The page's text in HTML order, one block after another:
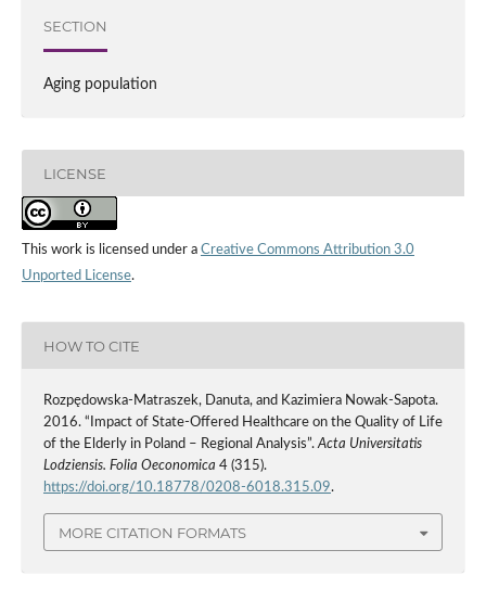
SECTION
Aging population
LICENSE
This work is licensed under a Creative Commons Attribution 3.0
Unported License.
HOW TO CITE
Rozpędowska-Matraszek, Danuta, and Kazimiera Nowak-Sapota.
2016. “Impact of State-Offered Healthcare on the Quality of Life
of the Elderly in Poland – Regional Analysis”.Acta Universitatis
Lodziensis. Folia Oeconomica 4 (315).
https://doi.org/10.18778/0208-6018.315.09.
MORE CITATION FORMATS